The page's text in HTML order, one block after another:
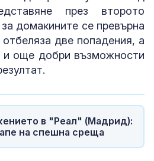
през второто
домакините се превърна
две попадения, а
и още добри възможности
в "Реал" (Мадрид):
на спешна среща